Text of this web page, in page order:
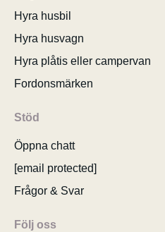
Hyra husbil
Hyra husvagn
Hyra plåtis eller campervan
Fordonsmärken
Stöd
Öppna chatt
[email protected]
Frågor & Svar
Följ oss